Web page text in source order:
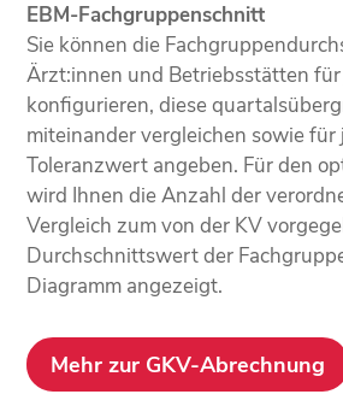
EBM-Fachgruppenschnitt
Sie können die
Ärzt:innen und Betriebs­stätten
konfigurieren, diese
miteinander vergleichen sowie für
Toleranz­wert angeben. Für den
wird Ihnen die Anzahl der
Vergleich zum von der KV
Durchschnittswert der
Diagramm angezeigt.
Mehr zur GKV-Abrechnung